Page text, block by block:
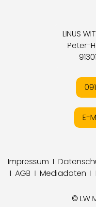
LINUS
Peter-
E-
Impressum I
I AGB I Mediadaten I
© LW